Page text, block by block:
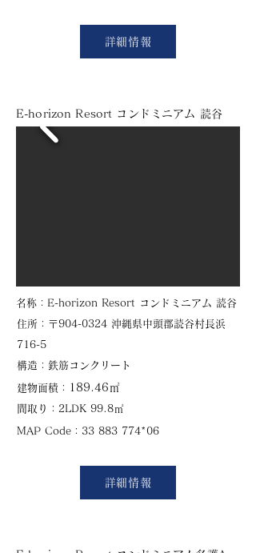
詳細情報
E-horizon Resort コンドミニアム 読谷
​名称：E-horizon Resort コンドミニアム 読谷
住所：〒904-0324 沖縄県中頭郡読谷村長浜
716-5
​構造：鉄筋コンクリート
建物面積： 189.46㎡
​間取り：2LDK 99.8㎡
​MAP Code： 33 883 774* 06
詳細情報